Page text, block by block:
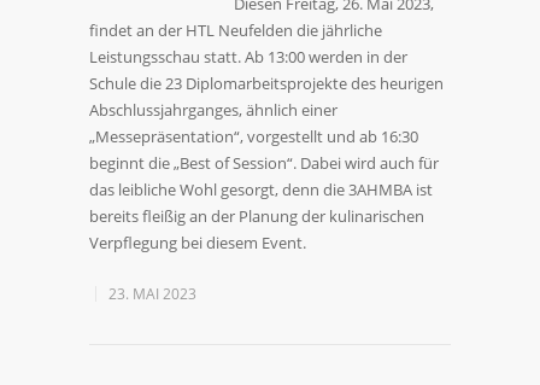
findet an der HTL Neufelden die jährliche
Leistungsschau statt. Ab 13:00 werden in der
Schule die 23 Diplomarbeitsprojekte des heurigen
Abschlussjahrganges, ähnlich einer
„Messepräsentation“, vorgestellt und ab 16:30
beginnt die „Best of Session“. Dabei wird auch für
das leibliche Wohl gesorgt, denn die 3AHMBA ist
bereits fleißig an der Planung der kulinarischen
Verpflegung bei diesem Event.
23. MAI 2023